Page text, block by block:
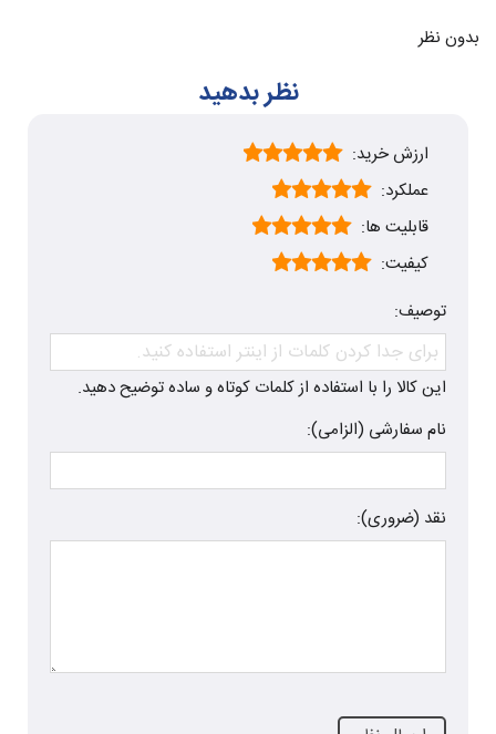
بدون نظر
نظر بدهید
ارزش خرید:
عملکرد:
قابلیت ها:
کیفیت:
توصیف:
این کالا را با استفاده از کلمات کوتاه و ساده توضیح دهید.
نام سفارشی (الزامی):
نقد (ضروری):